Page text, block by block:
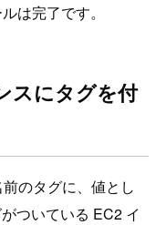
は完了です。
スにタグを付
のタグに、値とし
ついている EC2 イ